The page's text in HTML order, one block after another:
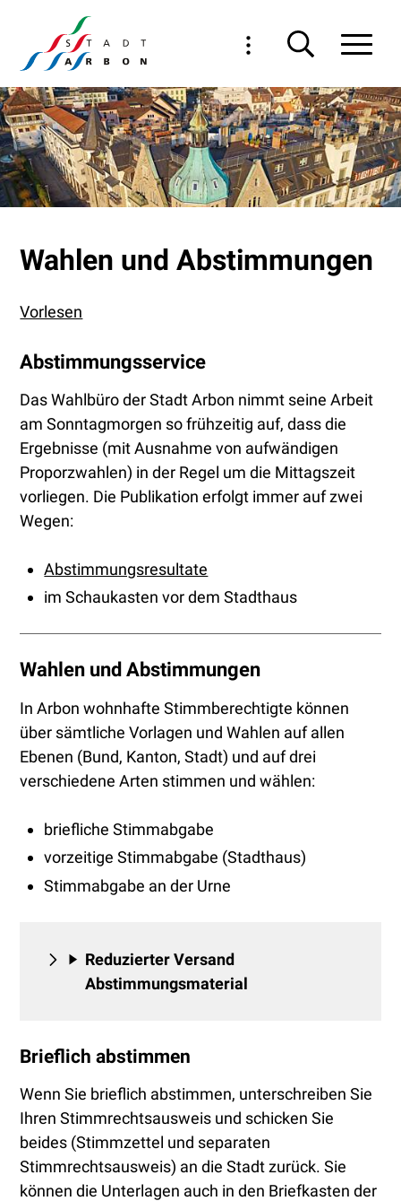
Navigieren in Arbon
Schnellnavigation
Wahlen und Abstimmungen
Vorlesen
Abstimmungsservice
Das Wahlbüro der Stadt Arbon nimmt seine Arbeit
am Sonntagmorgen so frühzeitig auf, dass die
Ergebnisse (mit Ausnahme von aufwändigen
Proporzwahlen) in der Regel um die Mittagszeit
vorliegen. Die Publikation erfolgt immer auf zwei
Wegen:
Abstimmungsresultate
im Schaukasten vor dem Stadthaus
Wahlen und Abstimmungen
In Arbon wohnhafte Stimmberechtigte können
über sämtliche Vorlagen und Wahlen auf allen
Ebenen (Bund, Kanton, Stadt) und auf drei
verschiedene Arten stimmen und wählen:
briefliche Stimmabgabe
vorzeitige Stimmabgabe (Stadthaus)
Stimmabgabe an der Urne
Reduzierter Versand
Abstimmungsmaterial
Brieflich abstimmen
Wenn Sie brieflich abstimmen, unterschreiben Sie
Ihren Stimmrechtsausweis und schicken Sie
beides (Stimmzettel und separaten
Stimmrechtsausweis) an die Stadt zurück. Sie
können die Unterlagen auch in den Briefkasten der